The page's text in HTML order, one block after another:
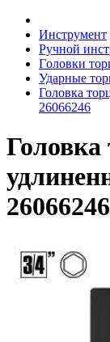
Инструмент
Pучнoй
Гoлoвки
Удapныe
Головка
26066246
Головка
26066246